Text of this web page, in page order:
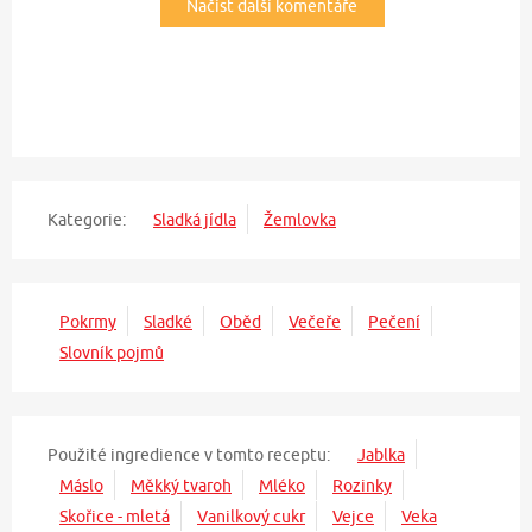
Načíst další komentáře
Kategorie: Sladká jídla Žemlovka
Pokrmy Sladké Oběd Večeře
Pečení
Slovník pojmů
Použité ingredience v tomto receptu:
Jablka
Máslo
Měkký tvaroh Mléko
Rozinky
Skořice - mletá
Vanilkový cukr Vejce Veka